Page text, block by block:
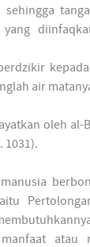
sehingga
yang
air
oleh al-
1031).
atau